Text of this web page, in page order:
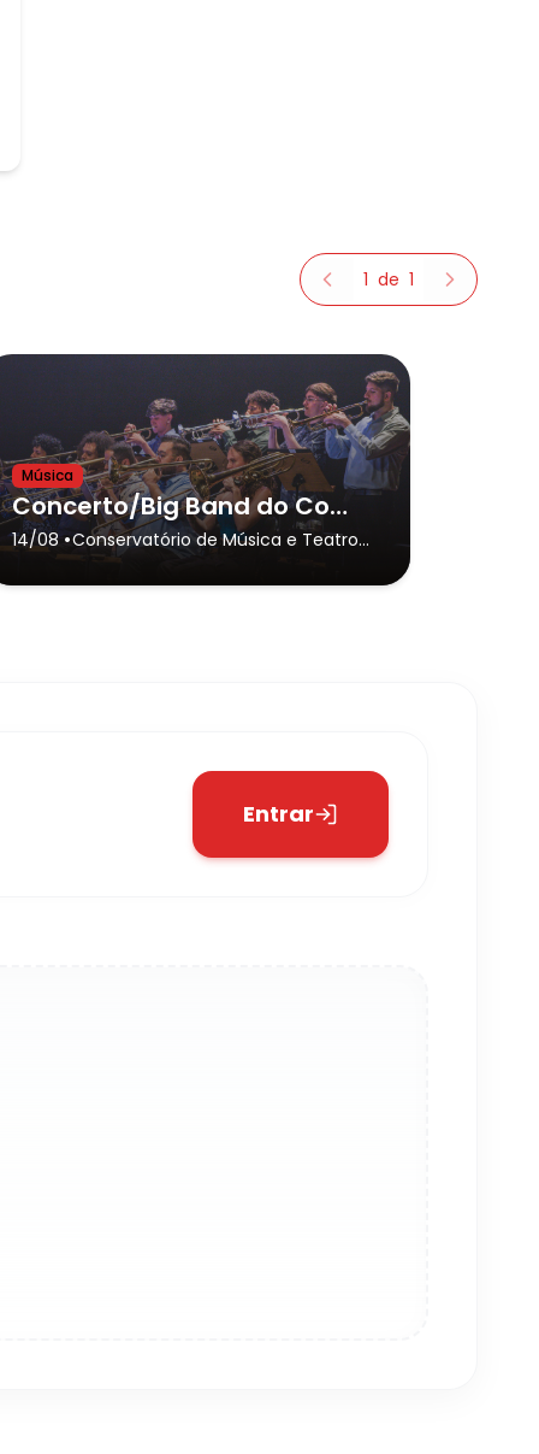
1 de 1
Música
Concerto/Big Band do Conservatório de Tatuí e Convidados(as)
14/08 •Conservatório de Música e Teatro
Dr. Carlos de Campos de Tatuí
(Sede)- Tatuí
Entrar